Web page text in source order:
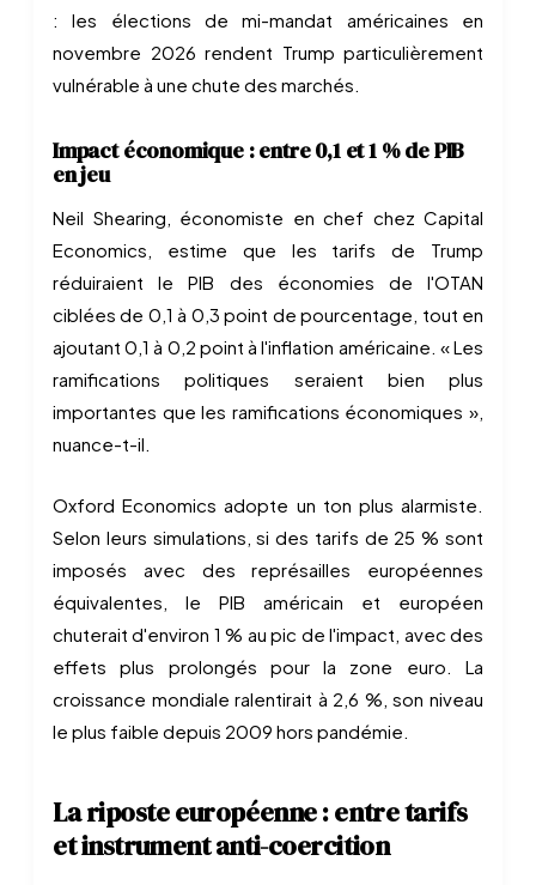
: les élections de mi-mandat américaines en
novembre 2026 rendent Trump particulièrement
vulnérable à une chute des marchés.
Impact économique : entre 0,1 et 1 % de PIB
en jeu
Neil Shearing, économiste en chef chez Capital
Economics, estime que les tarifs de Trump
réduiraient le PIB des économies de l'OTAN
ciblées de 0,1 à 0,3 point de pourcentage, tout en
ajoutant 0,1 à 0,2 point à l'inflation américaine. « Les
ramifications politiques seraient bien plus
importantes que les ramifications économiques »,
nuance-t-il.
Oxford Economics adopte un ton plus alarmiste.
Selon leurs simulations, si des tarifs de 25 % sont
imposés avec des représailles européennes
équivalentes, le PIB américain et européen
chuterait d'environ 1 % au pic de l'impact, avec des
effets plus prolongés pour la zone euro. La
croissance mondiale ralentirait à 2,6 %, son niveau
le plus faible depuis 2009 hors pandémie.
La riposte européenne : entre tarifs
et instrument anti-coercition